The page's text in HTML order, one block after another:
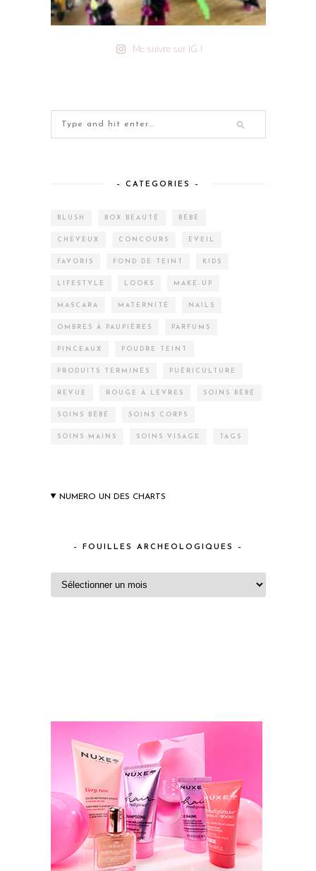
Me suivre sur IG !
– CATEGORIES –
BLUSH BOX BEAUTÉ BÉBÉ
CHEVEUX CONCOURS EVEIL
FAVORIS FOND DE TEINT KIDS
LIFESTYLE LOOKS MAKE-UP
MASCARA MATERNITÉ NAILS
OMBRES À PAUPIÈRES PARFUMS
PINCEAUX POUDRE TEINT
PRODUITS TERMINÉS PUÉRICULTURE
REVUE ROUGE À LÈVRES SOINS BÉBÉ
SOINS BÉBÉ SOINS CORPS
SOINS MAINS SOINS VISAGE TAGS
NUMERO UN DES CHARTS
– FOUILLES ARCHEOLOGIQUES –